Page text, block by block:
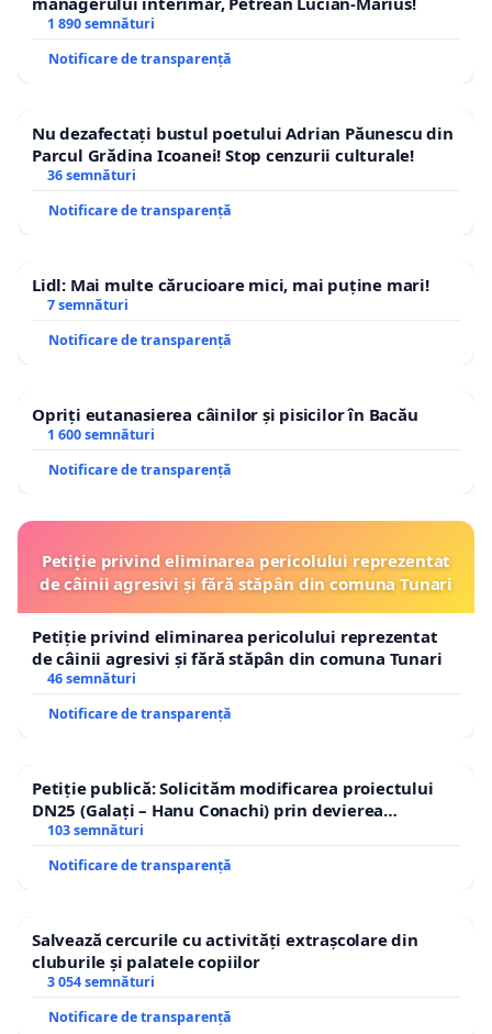
1 890 semnături
Notificare de transparență
Nu dezafectați bustul poetului Adrian Păunescu din
Parcul Grădina Icoanei! Stop cenzurii culturale!
36 semnături
Notificare de transparență
Lidl: Mai multe cărucioare mici, mai puține mari!
7 semnături
Notificare de transparență
Opriți eutanasierea câinilor și pisicilor în Bacău
1 600 semnături
Notificare de transparență
Petiție privind eliminarea pericolului reprezentat
de câinii agresivi și fără stăpân din comuna Tunari
Petiție privind eliminarea pericolului reprezentat
de câinii agresivi și fără stăpân din comuna Tunari
46 semnături
Notificare de transparență
Petiție publică: Solicităm modificarea proiectului
DN25 (Galați – Hanu Conachi) prin devierea
traseului în afara localităților!
103 semnături
Notificare de transparență
Salvează cercurile cu activități extrașcolare din
cluburile și palatele copiilor
3 054 semnături
Notificare de transparență